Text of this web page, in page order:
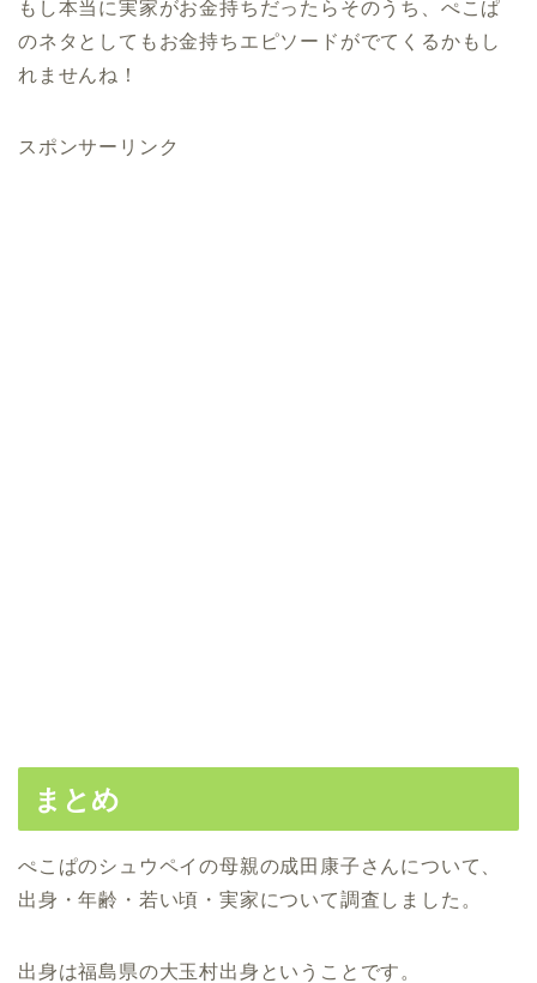
もし本当に実家がお金持ちだったらそのうち、ぺこぱ
のネタとしてもお金持ちエピソードがでてくるかもし
れませんね！
スポンサーリンク
まとめ
ぺこぱのシュウペイの母親の成田康子さんについて、
出身・年齢・若い頃・実家について調査しました。
出身は福島県の大玉村出身ということです。